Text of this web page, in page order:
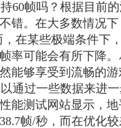
60帧吗？根据目前
错。在大多数情况
，在某些极端条件下
率可能会有所下降
能够享受到流畅的
通过一些数据来进
能测试网站显示，
帧/秒，而在优化